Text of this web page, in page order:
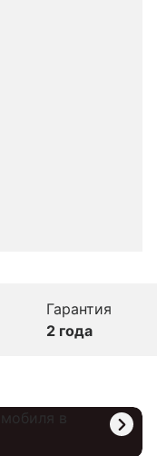
Гарантия
2 года